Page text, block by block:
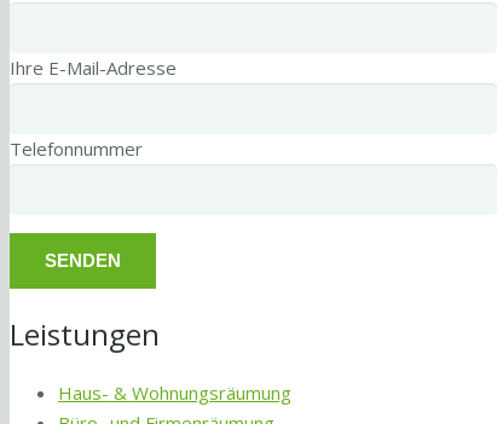
Ihre E-Mail-Adresse
Telefonnummer
Leistungen
Haus- & Wohnungsräumung